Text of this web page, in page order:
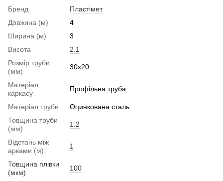
Бренд
Пластімет
Довжина (м)
4
Ширина (м)
3
Висота
2.1
Розмір труби
(мм)
30x20
Матеріал
каркасу
Профільна труба
Матеріал труби
Оцинкована сталь
Товщина труби
(мм)
1.2
Відстань між
арками (м)
1
Товщина плівки
(мкм)
100